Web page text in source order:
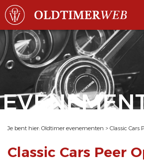
Je bent hier: Oldtimer evenementen > Classic Cars
Classic Cars Peer